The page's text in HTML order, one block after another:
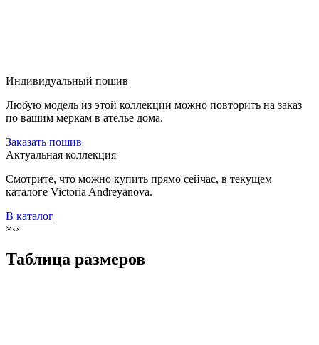
Индивидуальный пошив
Любую модель из этой коллекции можно повторить на заказ
по вашим меркам в ателье дома.
Заказать пошив
Актуальная коллекция
Смотрите, что можно купить прямо сейчас, в текущем
каталоге Victoria Andreyanova.
В каталог
×‹›
Таблица размеров